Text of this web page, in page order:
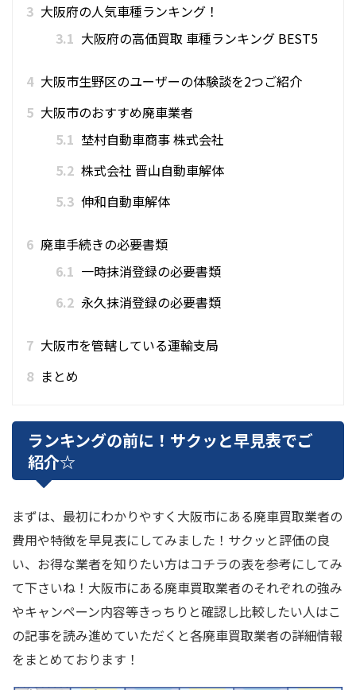
3 大阪府の人気車種ランキング！
3.1 大阪府の高価買取 車種ランキング BEST5
4 大阪市生野区のユーザーの体験談を2つご紹介
5 大阪市のおすすめ廃車業者
5.1 埜村自動車商事 株式会社
5.2 株式会社 晋山自動車解体
5.3 伸和自動車解体
6 廃車手続きの必要書類
6.1 一時抹消登録の必要書類
6.2 永久抹消登録の必要書類
7 大阪市を管轄している運輸支局
8 まとめ
ランキングの前に！サクッと早見表でご
紹介☆
まずは、最初にわかりやすく大阪市にある廃車買取業者の
費用や特徴を早見表にしてみました！サクッと評価の良
い、お得な業者を知りたい方はコチラの表を参考にしてみ
て下さいね！大阪市にある廃車買取業者のそれぞれの強み
やキャンペーン内容等きっちりと確認し比較したい人はこ
の記事を読み進めていただくと各廃車買取業者の詳細情報
をまとめております！